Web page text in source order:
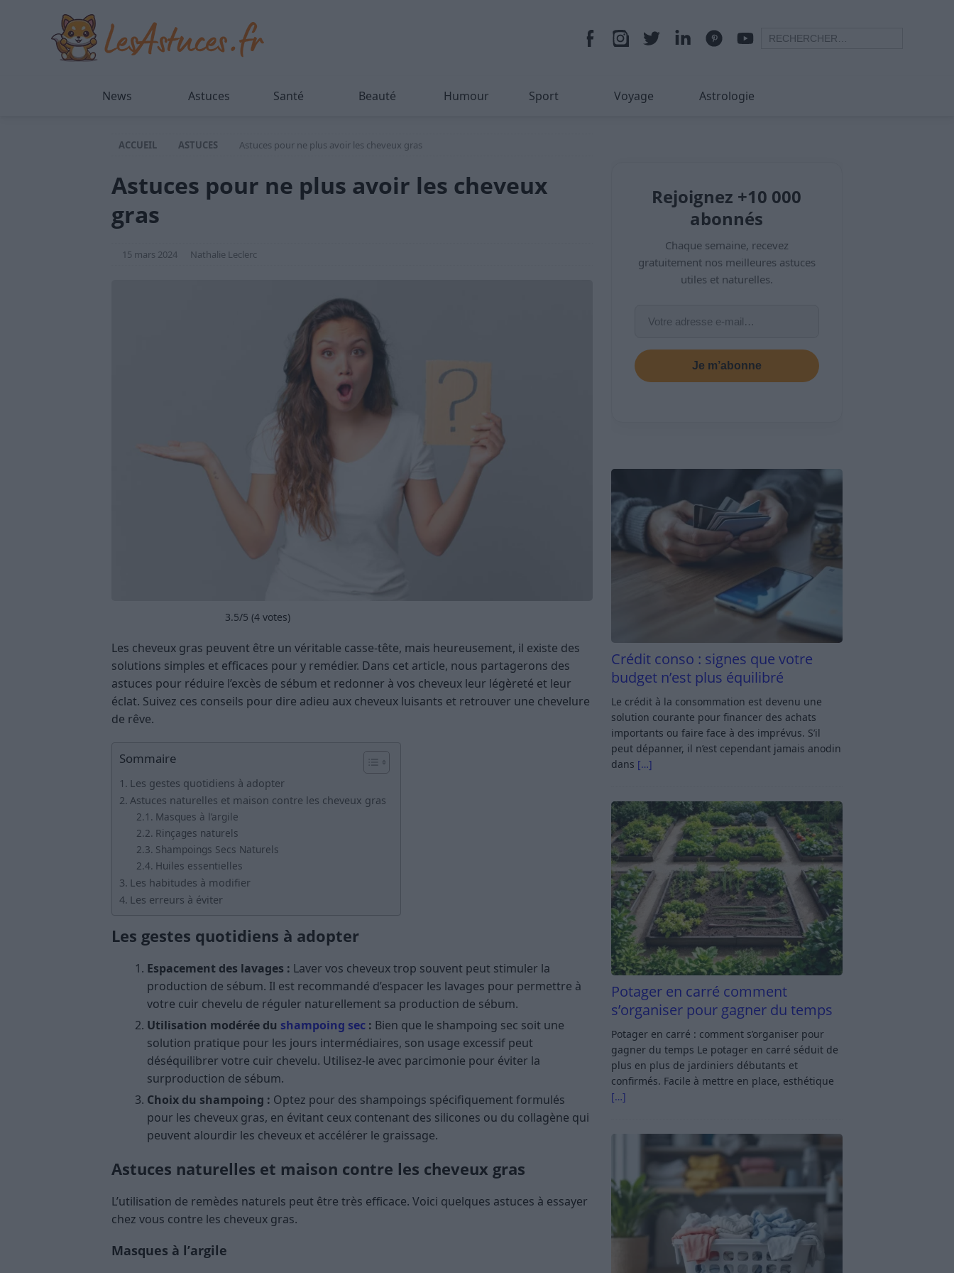
News Astuces Santé Beauté Humour Sport Voyage Astrologie
ACCUEIL ASTUCES Astuces pour ne plus avoir les cheveux gras
Astuces pour ne plus avoir les cheveux
gras
15 mars 2024 Nathalie Leclerc
3.5/5 (4 votes)
Les cheveux gras peuvent être un véritable casse-tête, mais heureusement, il existe des
solutions simples et efficaces pour y remédier. Dans cet article, nous partagerons des
astuces pour réduire l’excès de sébum et redonner à vos cheveux leur légèreté et leur
éclat. Suivez ces conseils pour dire adieu aux cheveux luisants et retrouver une chevelure
de rêve.
Sommaire
Les gestes quotidiens à adopter
Astuces naturelles et maison contre les cheveux gras
Masques à l’argile
Rinçages naturels
Shampoings Secs Naturels
Huiles essentielles
Les habitudes à modifier
Les erreurs à éviter
Les gestes quotidiens à adopter
Espacement des lavages : Laver vos cheveux trop souvent peut stimuler la
production de sébum. Il est recommandé d’espacer les lavages pour permettre à
votre cuir chevelu de réguler naturellement sa production de sébum​.
Utilisation modérée du shampoing sec : Bien que le shampoing sec soit une
solution pratique pour les jours intermédiaires, son usage excessif peut
déséquilibrer votre cuir chevelu. Utilisez-le avec parcimonie pour éviter la
surproduction de sébum​​.
Choix du shampoing : Optez pour des shampoings spécifiquement formulés
pour les cheveux gras, en évitant ceux contenant des silicones ou du collagène qui
peuvent alourdir les cheveux et accélérer le graissage​​.
Astuces naturelles et maison contre les cheveux gras
L’utilisation de remèdes naturels peut être très efficace. Voici quelques astuces à essayer
chez vous contre les cheveux gras.
Masques à l’argile
Rejoignez +10 000
abonnés
Chaque semaine, recevez
gratuitement nos meilleures astuces
utiles et naturelles.
Je m’abonne
Crédit conso : signes que votre
budget n’est plus équilibré
Le crédit à la consommation est devenu une
solution courante pour financer des achats
importants ou faire face à des imprévus. S’il
peut dépanner, il n’est cependant jamais anodin
dans […]
Potager en carré comment
s’organiser pour gagner du temps
Potager en carré : comment s’organiser pour
gagner du temps Le potager en carré séduit de
plus en plus de jardiniers débutants et
confirmés. Facile à mettre en place, esthétique
[…]